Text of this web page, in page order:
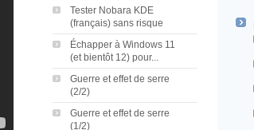
Tester Nobara KDE
(français) sans risque
Échapper à Windows 11
(et bientôt 12) pour...
Guerre et effet de serre
(2/2)
Guerre et effet de serre
(1/2)